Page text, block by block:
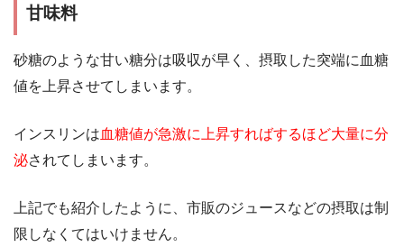
甘味料
砂糖のような甘い糖分は吸収が早く、摂取した突端に血糖
値を上昇させてしまいます。
インスリンは血糖値が急激に上昇すればするほど大量に分
泌されてしまいます。
上記でも紹介したように、市販のジュースなどの摂取は制
限しなくてはいけません。